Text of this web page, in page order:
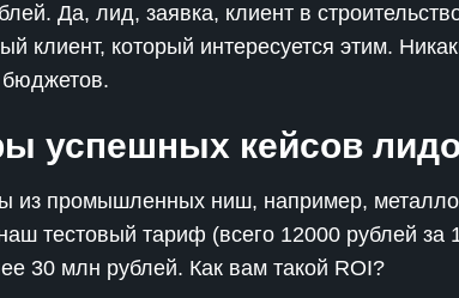
Да, лид, заявка, клиент в
клиент, который интересуется этим.
успешных кейсов
из промышленных ниш, например,
тестовый тариф (всего 12000 рублей за
30 млн рублей. Как вам такой ROI?